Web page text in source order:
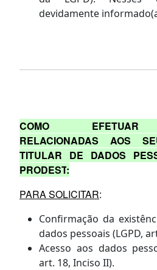
devidamente
COMO EFETUAR
RELACIONADAS AOS
TITULAR DE DADOS
PRODEST:
PARA SOLICITAR:
Confirmação da
dados pessoais (LGPD,
Acesso aos dados
art. 18, Inciso II).